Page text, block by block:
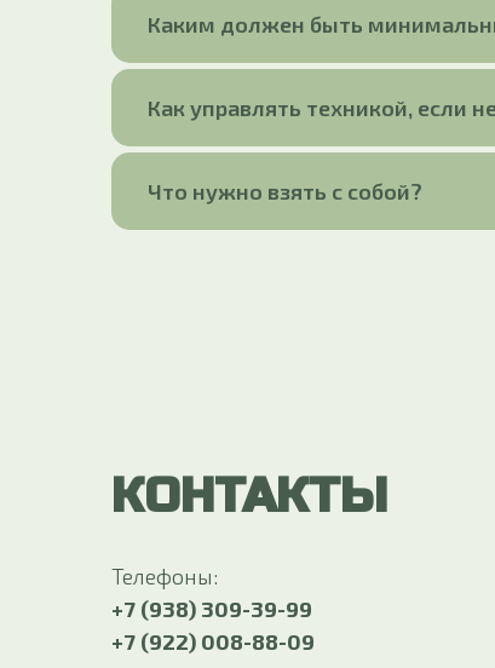
Каким должен быть
Как управлять техникой, если
Что нужно взять с собой?
КОНТАКТЫ
Телефоны:
+7 (938) 309-39-99
+7 (922) 008-88-09